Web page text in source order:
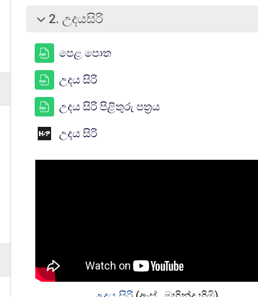
බිඳ වැටීම
2. උදයසිරි
පෙළ පොත
උදය සිරි
උදය සිරි පිළිතුරු පත්‍රය
උදය සිරිINTERACTIVE CONTENT